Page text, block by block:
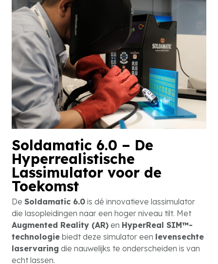
Soldamatic 6.0 – De
Hyperrealistische
Lassimulator voor de
Toekomst
De Soldamatic 6.0 is dé innovatieve lassimulator
die lasopleidingen naar een hoger niveau tilt. Met
Augmented Reality (AR) en HyperReal SIM™-
technologie biedt deze simulator een levensechte
laservaring die nauwelijks te onderscheiden is van
echt lassen.